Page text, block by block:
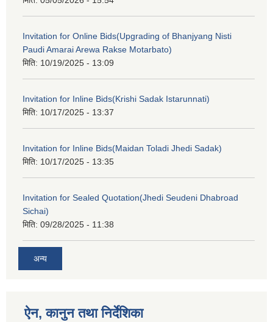
Invitation for Online Bids(Upgrading of Bhanjyang Nisti
Paudi Amarai Arewa Rakse Motarbato)
मिति: 10/19/2025 - 13:09
Invitation for Inline Bids(Krishi Sadak Istarunnati)
मिति: 10/17/2025 - 13:37
Invitation for Inline Bids(Maidan Toladi Jhedi Sadak)
मिति: 10/17/2025 - 13:35
Invitation for Sealed Quotation(Jhedi Seudeni Dhabroad
Sichai)
मिति: 09/28/2025 - 11:38
अन्य
ऐन, कानुन तथा निर्देशिका